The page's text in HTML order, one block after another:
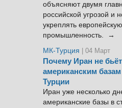
объясняют двумя
российской угрозой и
укреплять
промышленность. →
МК-Турция
| 04 Март
Почему Иран не
американским
Турции
Иран уже несколько
американские базы в